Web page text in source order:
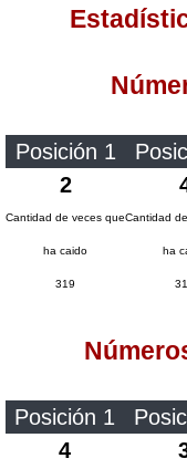
Fantástica
Motilon
Motilon
Paisita Día
Paisita
Paisita 3
Pick 3 Día
Posición 1
2
Cantidad de veces que
ha caido
319
Cantidad
ha
Posición 1
4